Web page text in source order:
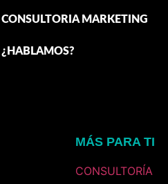
CONSULTORIA MARKETING
¿HABLAMOS?
MÁS PARA TI
CONSULTORÍA